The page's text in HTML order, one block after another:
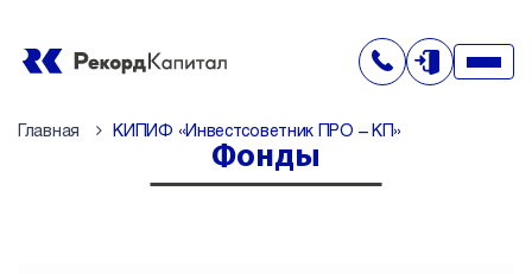
Главная КИПИФ «Инвестсоветник ПРО – КП»
Фонды